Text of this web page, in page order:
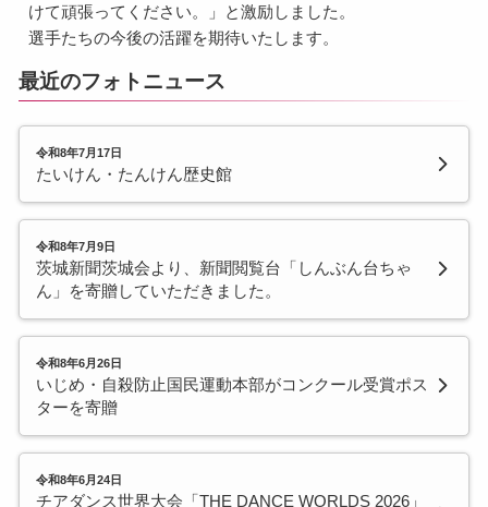
けて頑張ってください。」と激励しました。
選手たちの今後の活躍を期待いたします。
最近のフォトニュース
令和8年7月17日
たいけん・たんけん歴史館
令和8年7月9日
茨城新聞茨城会より、新聞閲覧台「しんぶん台ちゃ
ん」を寄贈していただきました。
令和8年6月26日
いじめ・自殺防止国民運動本部がコンクール受賞ポス
ターを寄贈
令和8年6月24日
チアダンス世界大会「THE DANCE WORLDS 2026」